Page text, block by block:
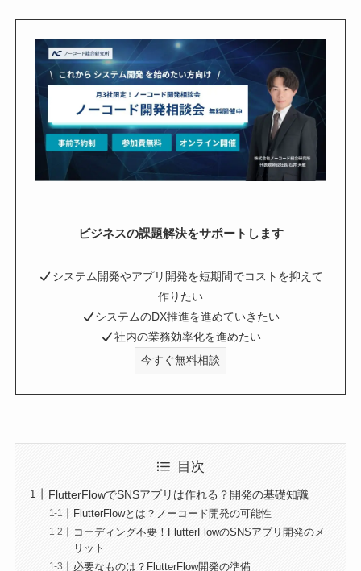
ビジネスの課題解決をサポートします
システム開発やアプリ開発を短期間でコストを抑えて
作りたい
システムのDX推進を進めていきたい
社内の業務効率化を進めたい
今すぐ無料相談
目次
FlutterFlowでSNSアプリは作れる？開発の基礎知識
FlutterFlowとは？ノーコード開発の可能性
コーディング不要！FlutterFlowのSNSアプリ開発のメ
リット
必要なものは？FlutterFlow開発の準備